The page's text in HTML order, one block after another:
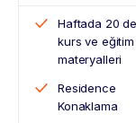
Haftada 20
kurs ve eğitim
materyalleri
Residence
Konaklama